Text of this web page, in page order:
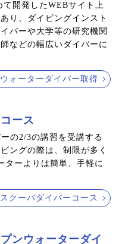
て開発したWEBサイト上
り、ダイビングインスト
バーや大学等の研究機関
などの幅広いダイバーに
ォーターダイバー取得
ース
の2/3の講習を受講する
ングの際は、制限が多く
ターよりは簡単、手軽に
クーバダイバーコース
ンウォーターダイ